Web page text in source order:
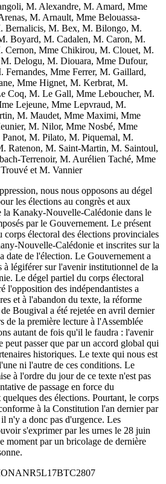
M. Alexandre, M. Amard, Mme
M. Arnault, Mme Belouassa-
Bernalicis, M. Bex, M. Bilongo, M.
Boyard, M. Cadalen, M. Caron, M.
Cernon, Mme Chikirou, M. Clouet, M.
Delogu, M. Diouara, Mme Dufour,
Mme Ferrer, M. Gaillard,
Mme Hignet, M. Kerbrat, M.
Coq, M. Le Gall, Mme Leboucher, M.
Lejeune, Mme Lepvraud, M.
M. Maudet, Mme Maximi, Mme
M. Nilor, Mme Nosbé, Mme
M. Pilato, M. Piquemal, M.
Ratenon, M. Saint-Martin, M. Saintoul,
Terrenoir, M. Aurélien Taché, Mme
et M. Vannier
nous nous opposons au dégel
les élections au congrès et aux
la Kanaky-Nouvelle-Calédonie dans le
par le Gouvernement. Le présent
corps électoral des élections provinciales
Nouvelle-Calédonie et inscrites sur la
date de l'élection. Le Gouvernement a
à légiférer sur l'avenir institutionnel de la
Le dégel partiel du corps électoral
l'opposition des indépendantistes a
et à l'abandon du texte, la réforme
Bougival a été rejetée en avril dernier
de la première lecture à l'Assemblée
autant de fois qu'il le faudra : l'avenir
passer que par un accord global qui
historiques. Le texte qui nous est
ni l'autre de ces conditions. Le
à l'ordre du jour de ce texte n'est pas
de passage en force du
des élections. Pourtant, le corps
à la Constitution l'an dernier par
n'y a donc pas d'urgence. Les
s'exprimer par les urnes le 28 juin
moment par un bricolage de dernière